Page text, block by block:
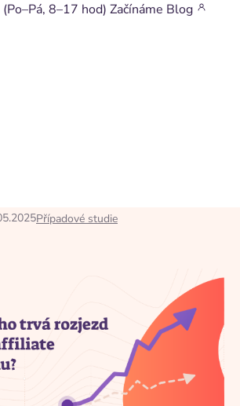
(Po–Pá, 8–17 hod) Začínáme Blog
trvá rozjezd
programu?
chce čas. Rozjezd affiliate programu
u jiných kanálů, avšak výsledky jsou
Případové studie